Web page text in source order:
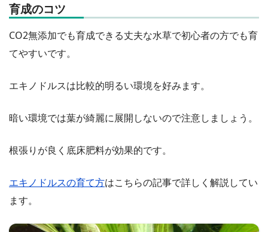
育成のコツ
CO2無添加でも育成できる丈夫な水草で初心者の方でも育
てやすいです。
エキノドルスは比較的明るい環境を好みます。
暗い環境では葉が綺麗に展開しないので注意しましょう。
根張りが良く底床肥料が効果的です。
エキノドルスの育て方はこちらの記事で詳しく解説してい
ます。